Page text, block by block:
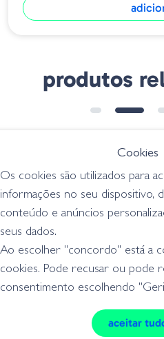
produtos
€ 27.75
Megabass Vision
Oneten Jr. - Baby
Kingyo
jerkbait
condições de venda
privacidade
Cookies
Os cookies são utilizados para
informações no seu dispositivo,
conteúdo e anúncios
seus dados.
Ao escolher "concordo" está a
cookies. Pode recusar ou pode
consentimento escolhendo
aceitar